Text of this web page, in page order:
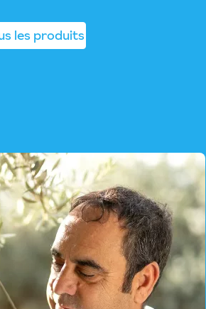
les produits